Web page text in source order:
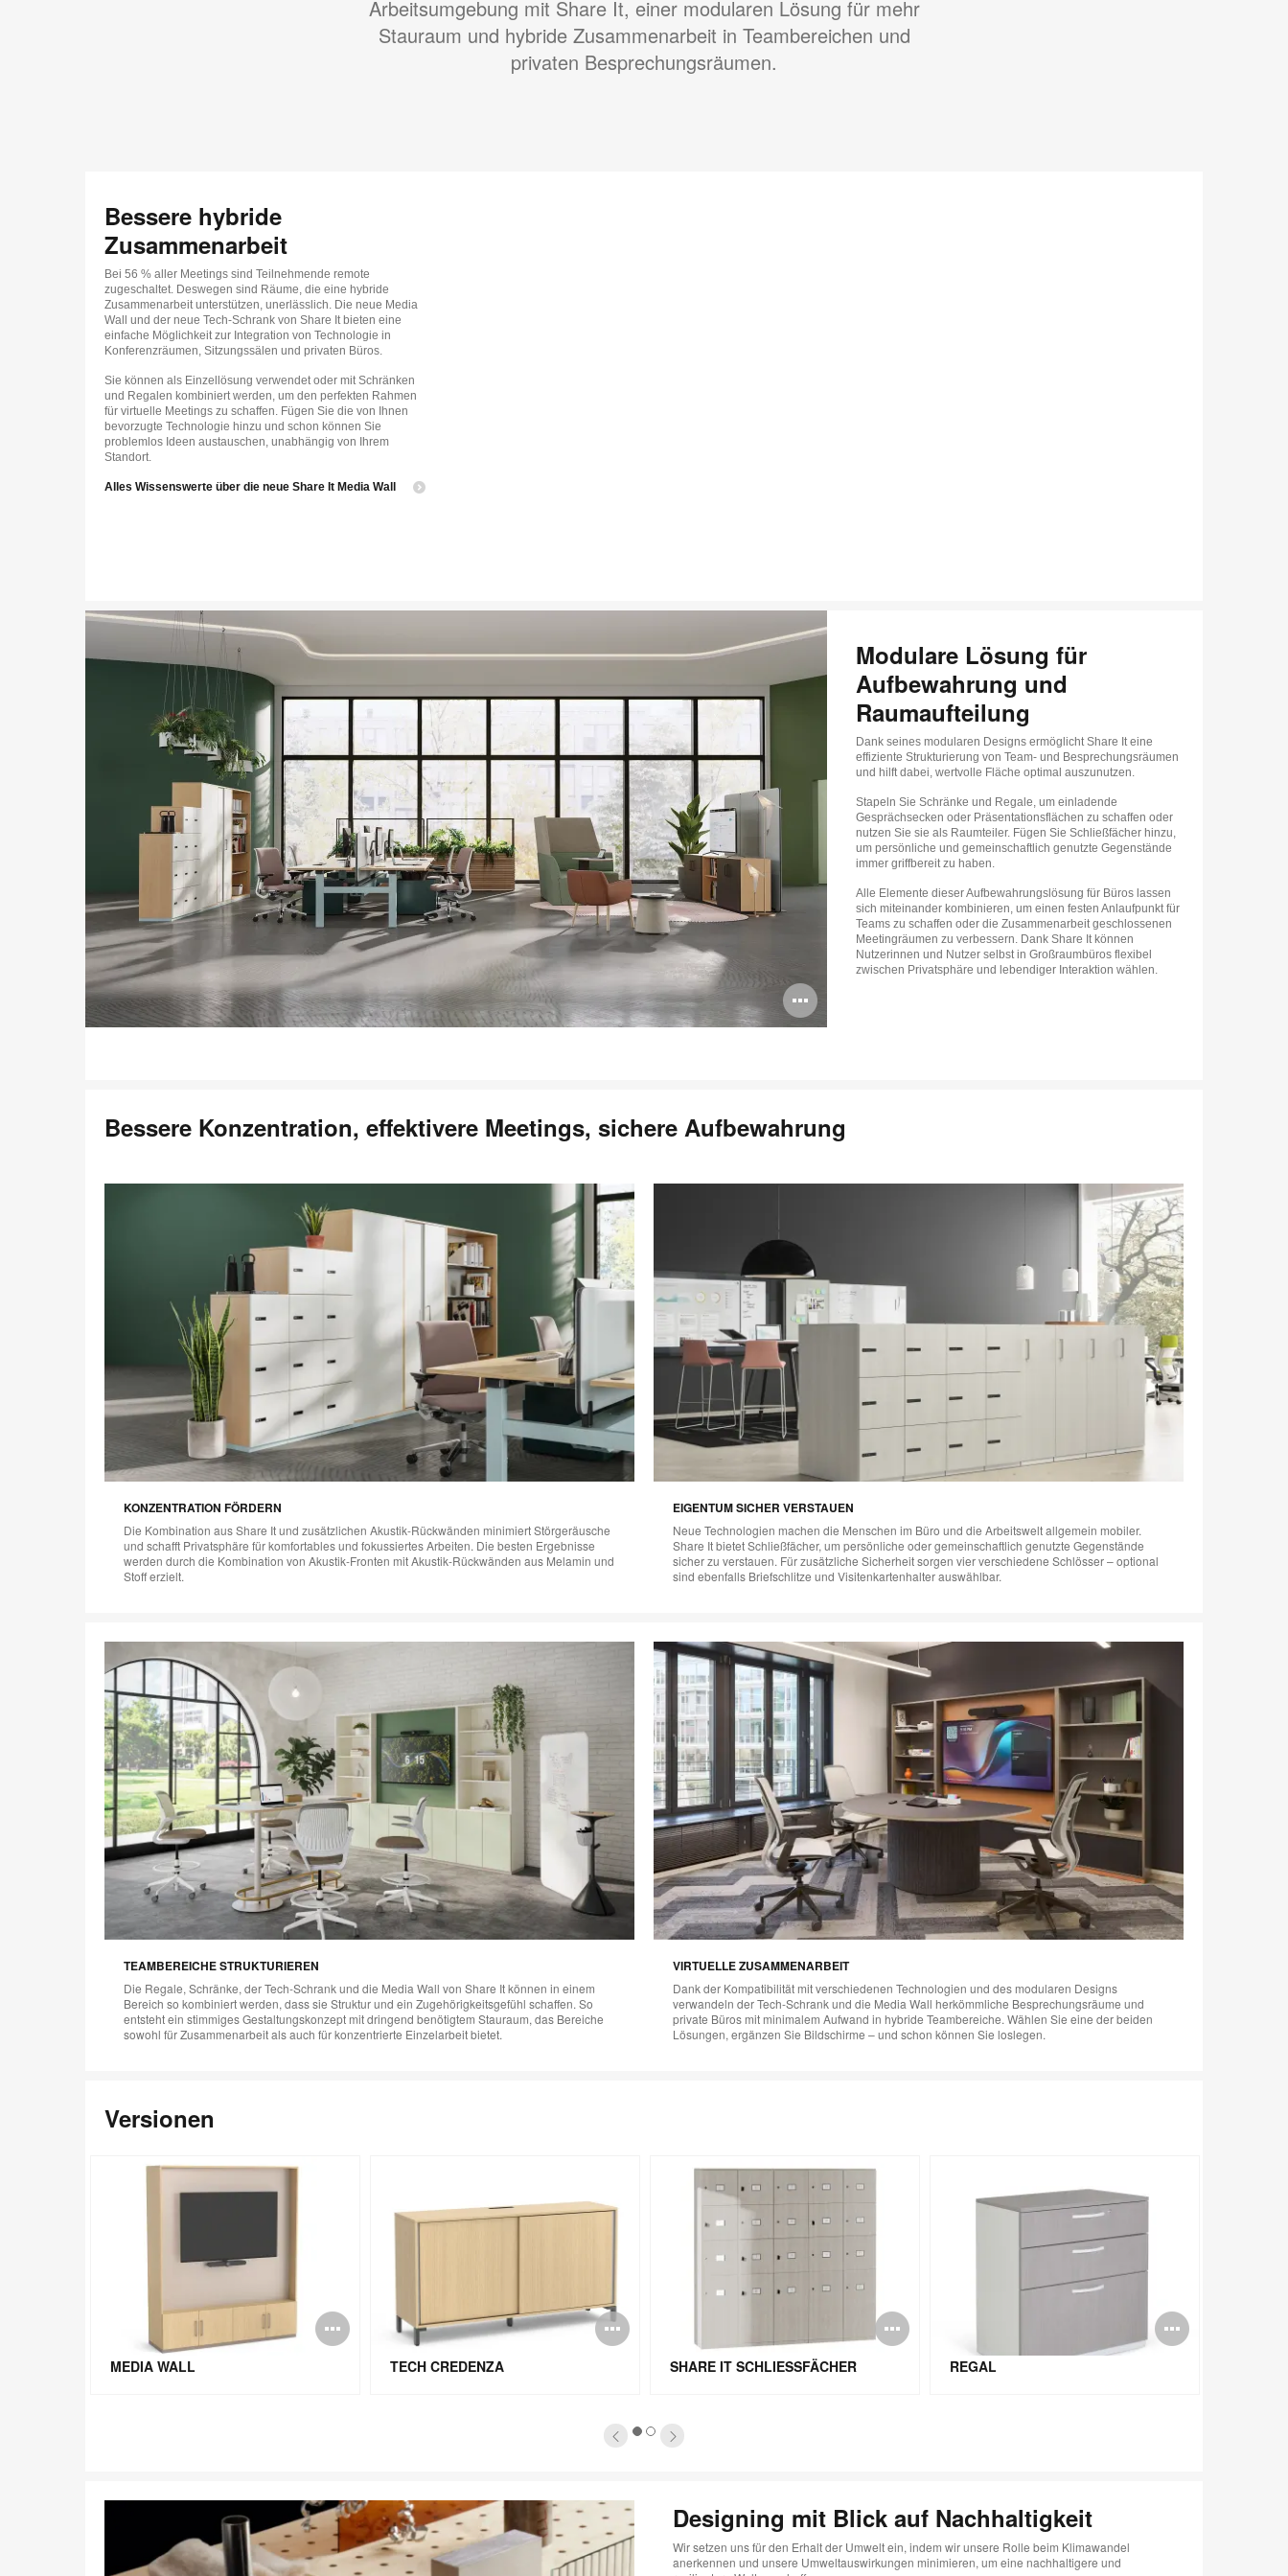
Arbeitsumgebung mit Share It, einer modularen Lösung für mehr
Stauraum und hybride Zusammenarbeit in Teambereichen und
privaten Besprechungsräumen.
Bessere hybride
Zusammenarbeit
Bei 56 % aller Meetings sind Teilnehmende remote
zugeschaltet. Deswegen sind Räume, die eine hybride
Zusammenarbeit unterstützen, unerlässlich. Die neue Media
Wall und der neue Tech-Schrank von Share It bieten eine
einfache Möglichkeit zur Integration von Technologie in
Konferenzräumen, Sitzungssälen und privaten Büros.
Sie können als Einzellösung verwendet oder mit Schränken
und Regalen kombiniert werden, um den perfekten Rahmen
für virtuelle Meetings zu schaffen. Fügen Sie die von Ihnen
bevorzugte Technologie hinzu und schon können Sie
problemlos Ideen austauschen, unabhängig von Ihrem
Standort.
Alles Wissenswerte über die neue Share It Media Wall
Bildbeschreibung
öffnen
Modulare Lösung für
Aufbewahrung und
Raumaufteilung
Dank seines modularen Designs ermöglicht Share It eine
effiziente Strukturierung von Team- und Besprechungsräumen
und hilft dabei, wertvolle Fläche optimal auszunutzen.
Stapeln Sie Schränke und Regale, um einladende
Gesprächsecken oder Präsentationsflächen zu schaffen oder
nutzen Sie sie als Raumteiler. Fügen Sie Schließfächer hinzu,
um persönliche und gemeinschaftlich genutzte Gegenstände
immer griffbereit zu haben.
Alle Elemente dieser Aufbewahrungslösung für Büros lassen
sich miteinander kombinieren, um einen festen Anlaufpunkt für
Teams zu schaffen oder die Zusammenarbeit geschlossenen
Meetingräumen zu verbessern. Dank Share It können
Nutzerinnen und Nutzer selbst in Großraumbüros flexibel
zwischen Privatsphäre und lebendiger Interaktion wählen.
Bessere Konzentration, effektivere Meetings, sichere Aufbewahrung
KONZENTRATION FÖRDERN
Die Kombination aus Share It und zusätzlichen Akustik-Rückwänden minimiert Störgeräusche
und schafft Privatsphäre für komfortables und fokussiertes Arbeiten. Die besten Ergebnisse
werden durch die Kombination von Akustik-Fronten mit Akustik-Rückwänden aus Melamin und
Stoff erzielt.
EIGENTUM SICHER VERSTAUEN
Neue Technologien machen die Menschen im Büro und die Arbeitswelt allgemein mobiler.
Share It bietet Schließfächer, um persönliche oder gemeinschaftlich genutzte Gegenstände
sicher zu verstauen. Für zusätzliche Sicherheit sorgen vier verschiedene Schlösser – optional
sind ebenfalls Briefschlitze und Visitenkartenhalter auswählbar.
TEAMBEREICHE STRUKTURIEREN
Die Regale, Schränke, der Tech-Schrank und die Media Wall von Share It können in einem
Bereich so kombiniert werden, dass sie Struktur und ein Zugehörigkeitsgefühl schaffen. So
entsteht ein stimmiges Gestaltungskonzept mit dringend benötigtem Stauraum, das Bereiche
sowohl für Zusammenarbeit als auch für konzentrierte Einzelarbeit bietet.
VIRTUELLE ZUSAMMENARBEIT
Dank der Kompatibilität mit verschiedenen Technologien und des modularen Designs
verwandeln der Tech-Schrank und die Media Wall herkömmliche Besprechungsräume und
private Büros mit minimalem Aufwand in hybride Teambereiche. Wählen Sie eine der beiden
Lösungen, ergänzen Sie Bildschirme – und schon können Sie loslegen.
Versionen
Bildbeschreibung
öffnen
Bildbeschreibung
öffnen
MEDIA WALL
Bildbeschreibung
öffnen
TECH CREDENZA
Bildbeschreibung
öffnen
SHARE IT SCHLIESSFÄCHER REGAL
12
Designing mit Blick auf Nachhaltigkeit
Wir setzen uns für den Erhalt der Umwelt ein, indem wir unsere Rolle beim Klimawandel
anerkennen und unsere Umweltauswirkungen minimieren, um eine nachhaltigere und